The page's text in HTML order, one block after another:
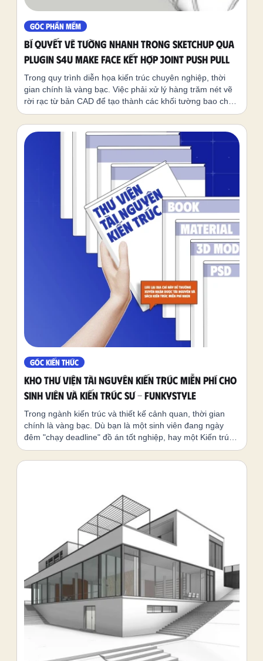
GÓC PHẦN MỀM
Bí Quyết Vẽ Tường Nhanh Trong SketchUp Qua
Plugin S4U Make Face Kết Hợp Joint Push Pull
Trong quy trình diễn họa kiến trúc chuyên nghiệp, thời
gian chính là vàng bạc. Việc phải xử lý hàng trăm nét vẽ
rời rạc từ bản CAD để tạo thành các khối tường bao che
thường chiếm rất nhiều công sức nếu làm theo cách thủ
công.
GÓC KIẾN THỨC
Kho Thư Viện Tài Nguyên Kiến Trúc Miễn Phí Cho
Sinh Viên Và Kiến Trúc Sư - FunkyStyle
Trong ngành kiến trúc và thiết kế cảnh quan, thời gian
chính là vàng bạc. Dù bạn là một sinh viên đang ngày
đêm "chạy deadline" đồ án tốt nghiệp, hay một Kiến trúc
sư (KTS) chuyên nghiệp đang hoàn thiện hồ sơ dự án để
thuyết phục chủ đầu tư, việc sở hữu một thư viện tài
đã tổng hợp và xây dựng một kho tài nguyên khổng lồ
hoàn toàn MIỄN PHÍ. Từ link tải phần mềm gốc, map vật
liệu render thời thượng cho đến các file hậu kỳ chuyên
sâu, tất cả đều đã sẵn sàng để bạn sở hữu. Khám phá
ngay những "vũ khí bí mật" đang chờ đón bạn dưới đây!